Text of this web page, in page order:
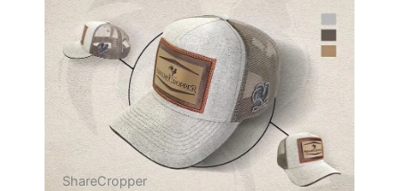
ShareCropper